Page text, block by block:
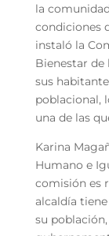
la
condiciones
instaló la
Bienestar de
sus
poblacional,
una de las
Karina
Humano e
comisión es
alcaldía
su